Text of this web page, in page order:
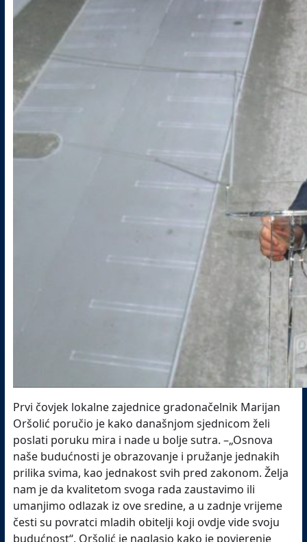
Prvi čovjek lokalne zajednice gradonačelnik Marijan
Oršolić poručio je kako današnjom sjednicom želi
poslati poruku mira i nade u bolje sutra. –„Osnova
naše budućnosti je obrazovanje i pružanje jednakih
prilika svima, kao jednakost svih pred zakonom. Želja
nam je da kvalitetom svoga rada zaustavimo ili
umanjimo odlazak iz ove sredine, a u zadnje vrijeme
česti su povratci mladih obitelji koji ovdje vide svoju
budućnost“. Oršolić je naglasio kako je povjerenje